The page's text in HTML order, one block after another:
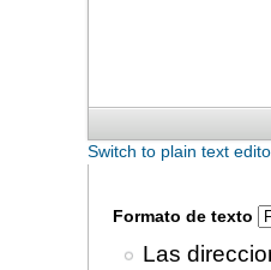
Switch to plain text
Formato de texto
Las